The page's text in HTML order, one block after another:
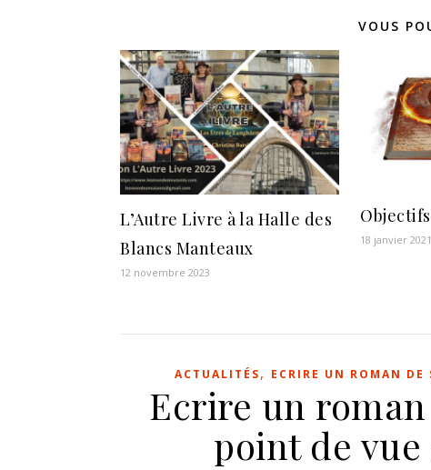
VOUS
L’Autre Livre à la Halle des
Blancs Manteaux
12 novembre 2023
Objectifs
18 janvier 2021
ACTUALITÉS, ECRIRE UN ROMAN
Ecrire un
point de vue